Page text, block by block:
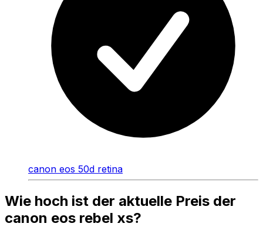
canon eos 50d retina
Wie hoch ist der aktuelle Preis der
canon eos rebel xs?